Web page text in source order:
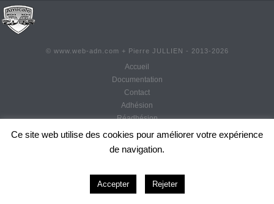
© www.web-adn.com + Pierre JULLIEN - 2013- 2026
Accueil
Documentation
Contact
Adhésion
Réadhésion
Actualités
Mentions légales
CGU
Ce site web utilise des cookies pour améliorer votre expérience
de navigation.
Accepter Rejeter